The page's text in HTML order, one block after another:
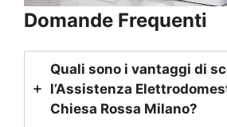
Domande Frequenti
Quali sono i vantaggi di
l’Assistenza
Chiesa Rossa Milano?